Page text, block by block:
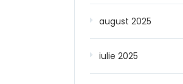
august 2025
iulie 2025